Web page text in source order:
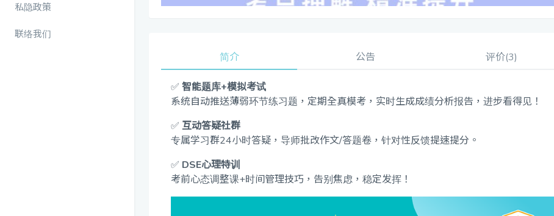
私隐政策
联络我们
简介 公告 评价(3)
✅ 智能题库+模拟考试
系统自动推送薄弱环节练习题，定期全真模考，实时生成成绩分析报告，进步看得见！
✅ 互动答疑社群
专属学习群24小时答疑，导师批改作文/答题卷，针对性反馈提速提分。
✅ DSE心理特训
考前心态调整课+时间管理技巧，告别焦虑，稳定发挥！